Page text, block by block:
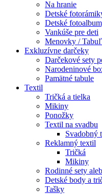
Na hranie
Detské
Detské
Vankúše pre deti
Menovky /
Exkluzívne darčeky
Darčekové sety
Narodeninové
Pamätné tabule
Textil
Tričká a tielka
Mikiny
Ponožky
Textil na svadbu
Svadobný
Reklamný textil
Tričká
Mikiny
Rodinné sety
Detské body a
Tašky